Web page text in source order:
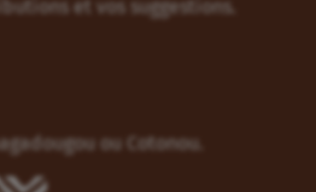
et vos suggestions.
ou Cotonou.